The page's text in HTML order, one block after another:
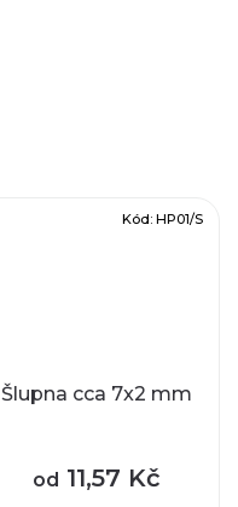
Šlupna cca 7x2 mm
od 11,57 Kč
Kód: HP01/S